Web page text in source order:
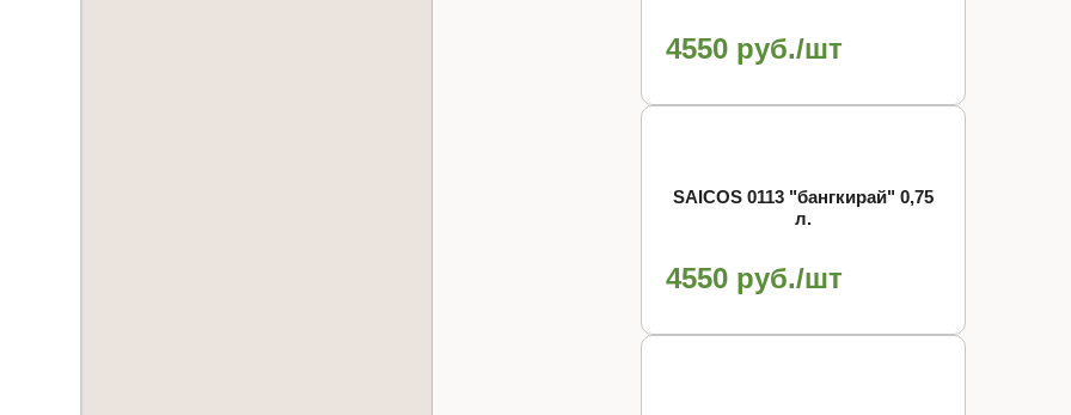
4550 руб./шт
SAICOS 0113 "бангкирай" 0,75
л.
4550 руб./шт